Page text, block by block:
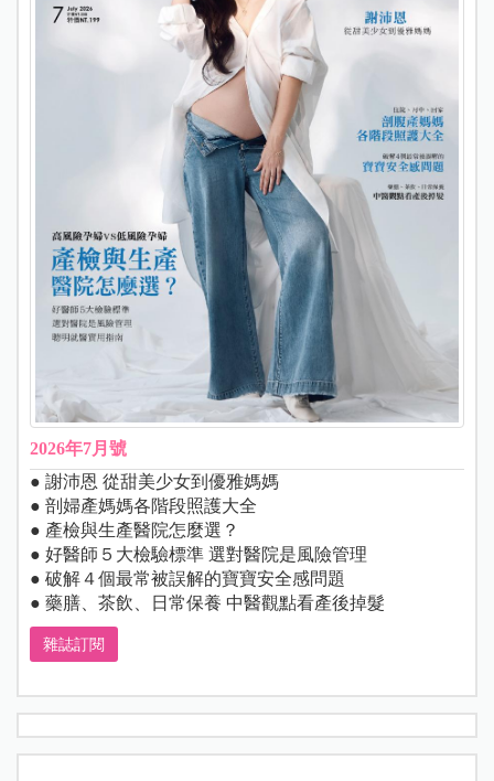
2026年7月號
● 謝沛恩 從甜美少女到優雅媽媽
● 剖婦產媽媽各階段照護大全
● 產檢與生產醫院怎麼選？
● 好醫師５大檢驗標準 選對醫院是風險管理
● 破解４個最常被誤解的寶寶安全感問題
● 藥膳、茶飲、日常保養 中醫觀點看產後掉髮
雜誌訂閱